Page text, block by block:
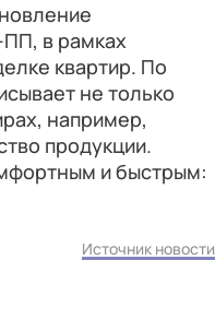
ПП, в рамках
квартир. По
не только
например,
продукции.
и быстрым:
Источник новости